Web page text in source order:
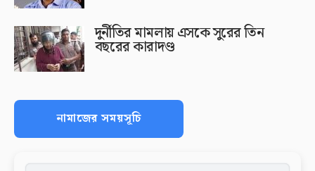
দুর্নীতির মামলায় এসকে সুরের তিন
বছরের কারাদণ্ড
নামাজের সময়সূচি